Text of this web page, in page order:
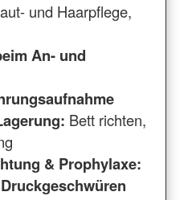
und Haarpflege,
An- und
Bett richten,
& Prophylaxe:
Druckgeschwüren